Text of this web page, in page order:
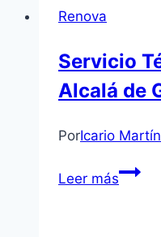
con
Luz
Renova
Servicio
Alcalá de
PorIcario Martín
Leer másServicio